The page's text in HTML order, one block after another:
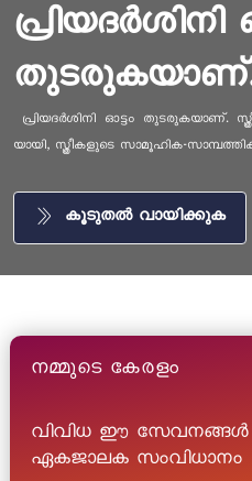
പ്രിയദർശിനി
പ്രിയദർശിനി ഓട്ടം തുടരുകയാണ്.
യായി, സ്ത്രീകളുടെ സാമൂഹിക-
കൂടുതൽ വായിക്കുക
നമ്മുടെ കേരളം
വിവിധ ഈ സേവനങ്ങൾ
ഏകജാലക സംവിധാനം